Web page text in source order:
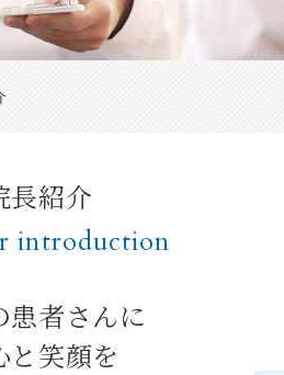
長紹介
introduction
患者さんに
と笑顔を